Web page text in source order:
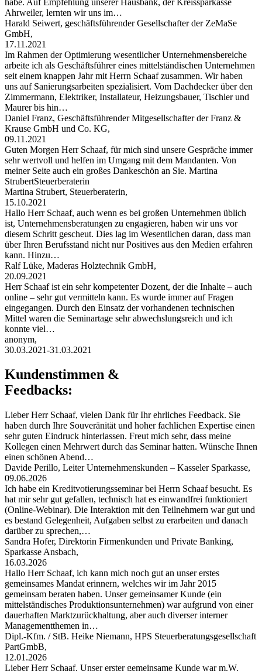
Ahrweiler, lernten wir uns im…
Harald Seiwert, geschäftsführender Gesellschafter der ZeMaSe
GmbH,
17.11.2021
Im Rahmen der Optimierung wesentlicher Unternehmensbereiche
arbeite ich als Geschäftsführer eines mittelständischen Unternehmen
seit einem knappen Jahr mit Herrn Schaaf zusammen. Wir haben
uns auf Sanierungsarbeiten spezialisiert. Vom Dachdecker über den
Zimmermann, Elektriker, Installateur, Heizungsbauer, Tischler und
Maurer bis hin…
Daniel Franz, Geschäftsführender Mitgesellschafter der Franz &
Krause GmbH und Co. KG,
09.11.2021
Guten Morgen Herr Schaaf, für mich sind unsere Gespräche immer
sehr wertvoll und helfen im Umgang mit dem Mandanten. Von
meiner Seite auch ein großes Dankeschön an Sie. Martina
StrubertSteuerberaterin
Martina Strubert, Steuerberaterin,
15.10.2021
Hallo Herr Schaaf, auch wenn es bei großen Unternehmen üblich
ist, Unternehmensberatungen zu engagieren, haben wir uns vor
diesem Schritt gescheut. Dies lag im Wesentlichen daran, dass man
über Ihren Berufsstand nicht nur Positives aus den Medien erfahren
kann. Hinzu…
Ralf Lüke, Maderas Holztechnik GmbH,
20.09.2021
Herr Schaaf ist ein sehr kompetenter Dozent, der die Inhalte – auch
online – sehr gut vermitteln kann. Es wurde immer auf Fragen
eingegangen. Durch den Einsatz der vorhandenen technischen
Mittel waren die Seminartage sehr abwechslungsreich und ich
konnte viel…
anonym,
30.03.2021-31.03.2021
Kundenstimmen &
Feedbacks:
Lieber Herr Schaaf, vielen Dank für Ihr ehrliches Feedback. Sie
haben durch Ihre Souveränität und hoher fachlichen Expertise einen
sehr guten Eindruck hinterlassen. Freut mich sehr, dass meine
Kollegen einen Mehrwert durch das Seminar hatten. Wünsche Ihnen
einen schönen Abend…
Davide Perillo, Leiter Unternehmenskunden – Kasseler Sparkasse,
09.06.2026
Ich habe ein Kreditvotierungsseminar bei Herrn Schaaf besucht. Es
hat mir sehr gut gefallen, technisch hat es einwandfrei funktioniert
(Online-Webinar). Die Interaktion mit den Teilnehmern war gut und
es bestand Gelegenheit, Aufgaben selbst zu erarbeiten und danach
darüber zu sprechen,…
Sandra Hofer, Direktorin Firmenkunden und Private Banking,
Sparkasse Ansbach,
16.03.2026
Hallo Herr Schaaf, ich kann mich noch gut an unser erstes
gemeinsames Mandat erinnern, welches wir im Jahr 2015
gemeinsam beraten haben. Unser gemeinsamer Kunde (ein
mittelständisches Produktionsunternehmen) war aufgrund von einer
dauerhaften Marktzurückhaltung, aber auch diverser interner
Managementthemen in…
Dipl.-Kfm. / StB. Heike Niemann, HPS Steuerberatungsgesellschaft
PartGmbB,
12.01.2026
Lieber Herr Schaaf, Unser erster gemeinsame Kunde war m.W.